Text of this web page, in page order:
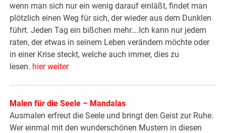
wenn man sich nur ein wenig darauf einläßt, findet man
plötzlich einen Weg für sich, der wieder aus dem Dunklen
führt. Jeden Tag ein bißchen mehr….Ich kann nur jedem
raten, der etwas in seinem Leben verändern möchte oder
in einer Krise steckt, welche auch immer, dies zu
lesen. hier weiter
Malen für die Seele – Mandalas
Ausmalen erfreut die Seele und bringt den Geist zur Ruhe.
Wer einmal mit den wunderschönen Mustern in diesen